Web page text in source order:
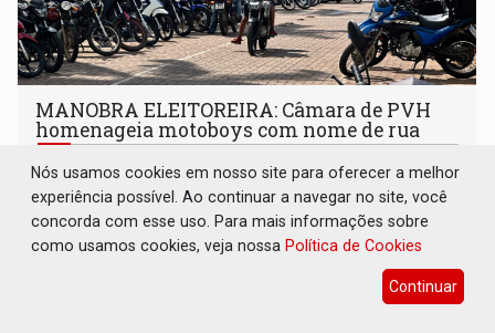
MANOBRA ELEITOREIRA: Câmara de PVH
homenageia motoboys com nome de rua
Geral 10 de Agosto de 2026 às 09:17
Antiga rua Bela passará a funcionar com mão única para
carros e mão dupla para motocicletas e bicicletas
Nós usamos cookies em nosso site para oferecer a melhor
experiência possível. Ao continuar a navegar no site, você
concorda com esse uso. Para mais informações sobre
como usamos cookies, veja nossa Política de Cookies
Continuar